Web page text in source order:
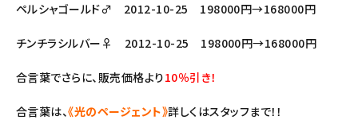
ペルシャゴールド♂ 2012-10-25 198000円→168000円
チンチラシルバー♀ 2012-10-25 198000円→168000円
合言葉でさらに、販売価格より10％引き！
合言葉は、《光のページェント》詳しくはスタッフまで！！